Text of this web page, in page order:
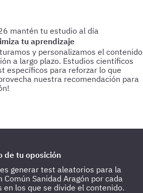
mantén tu estudio al día
tu aprendizaje
y personalizamos el contenido
a largo plazo. Estudios científicos
específicos para reforzar lo que
nuestra recomendación para
de tu oposición
generar test aleatorios para la
Común Sanidad Aragón por cada
en los que se divide el contenido.